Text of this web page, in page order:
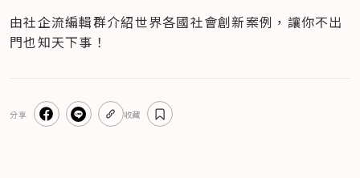
由社企流編輯群介紹世界各國社會創新案例，讓你不出
門也知天下事！
分享 收藏